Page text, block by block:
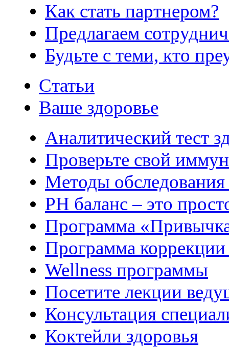
Как стать партнером?
Предлагаем
Будьте с теми, кто
Статьи
Ваше здоровье
Аналитический тест
Проверьте свой
Методы обследования
РH баланс – это
Программа
Программа коррекции
Wellness программы
Посетите лекции
Консультация
Коктейли здоровья